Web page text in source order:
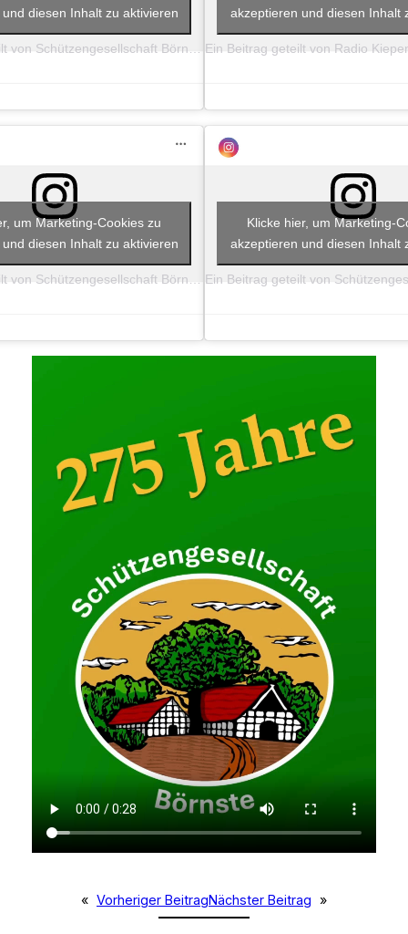
Ein Beitrag geteilt von Schützengesellschaft Börnste e.V. (@boernste_1751)
diesen Inhalt zu aktivieren akzeptieren und diesen Inhalt
um Marketing-Cookies zu
diesen Inhalt zu aktivieren
Klicke hier, um Marketing-
akzeptieren und diesen Inhalt
« Vorheriger BeitragNächster Beitrag »